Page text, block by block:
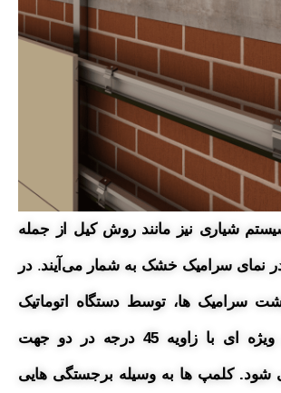
شیاری نیز مانند روش کیل از جمله
نمای سرامیک خشک به شمار می‌آیند.در
سرامیک ها، توسط دستگاه اتوماتیک
شیارزن شیارهای ویژه ای با زاویه 45 درجه در دو جهت
شود. کلمپ ها به وسیله برجستگی هایی